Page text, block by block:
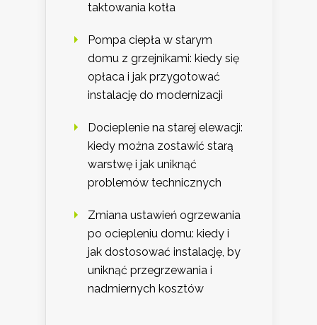
taktowania kotła
Pompa ciepła w starym
domu z grzejnikami: kiedy się
opłaca i jak przygotować
instalację do modernizacji
Docieplenie na starej elewacji:
kiedy można zostawić starą
warstwę i jak uniknąć
problemów technicznych
Zmiana ustawień ogrzewania
po ociepleniu domu: kiedy i
jak dostosować instalację, by
uniknąć przegrzewania i
nadmiernych kosztów